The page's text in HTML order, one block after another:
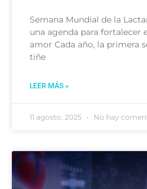
Semana Mundial de la
una agenda para fortalecer
amor Cada año, la primera
tiñe
LEER MÁS »
11 agosto, 2025 No hay